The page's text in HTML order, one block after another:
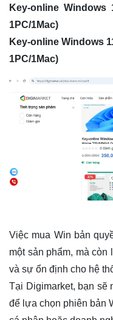
Key-online Windows
1PC/1Mac)
Key-online Windows
1PC/1Mac)
Việc mua Win bản
một sản phẩm, mà
và sự ổn định cho hệ
Tại Digimarket, bạn
để lựa chọn phiên bản